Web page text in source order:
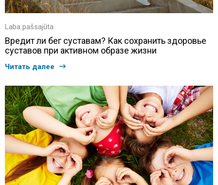
Laba pašsajūta
Вредит ли бег суставам? Как сохранить здоровье
суставов при активном образе жизни
Читать далее